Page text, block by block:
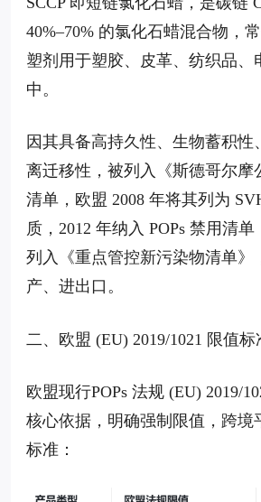
40%–70% 的氯化石蜡混合物，
塑剂用于塑胶、皮革、纺织品、
中。
因其具备高持久性、生物蓄积性
离迁移性，被列入《斯德哥尔摩
清单，欧盟 2008 年将其列为
质，2012 年纳入 POPs 禁用清
列入《重点管控新污染物清单》
产、进出口。
二、欧盟 (EU) 2019/1021 限值标
欧盟现行POPs 法规 (EU) 2019/
核心依据，明确强制限值，跨境
标准：